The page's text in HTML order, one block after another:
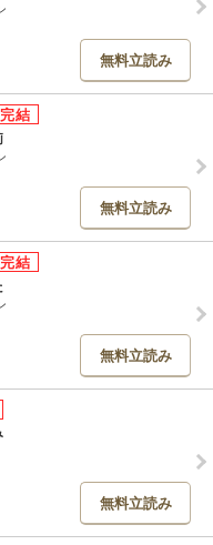
無料立読み
無料立読み
無料立読み
無料立読み